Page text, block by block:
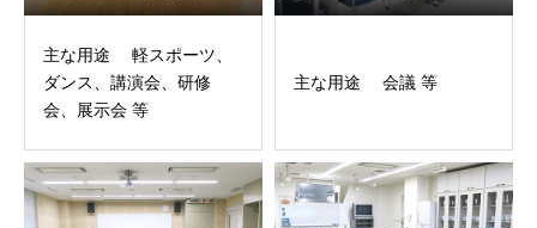
主な用途 軽スポーツ、
ダンス、講演会、研修
会、展示会 等
主な用途 会議 等